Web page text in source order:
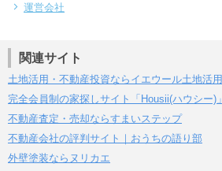
運営会社
関連サイト
土地活用・不動産投資ならイエウール土地活用
完全会員制の家探しサイト「Housii(ハウシー)」
不動産査定・売却ならすまいステップ
不動産会社の評判サイト｜おうちの語り部
外壁塗装ならヌリカエ